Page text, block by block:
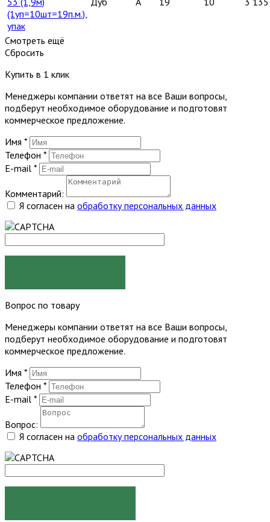
(1уп=10шт=19п.м.),
упак
Смотреть ещё
Сбросить
Купить в 1 клик
Менеджеры компании ответят на все Ваши вопросы,
подберут необходимое оборудование и подготовят
коммерческое предложение.
Имя *
Телефон *
E-mail *
Комментарий:
Я согласен на обработку персональных данных
Вопрос по товару
Менеджеры компании ответят на все Ваши вопросы,
подберут необходимое оборудование и подготовят
коммерческое предложение.
Имя *
Телефон *
E-mail *
Вопрос:
Я согласен на обработку персональных данных